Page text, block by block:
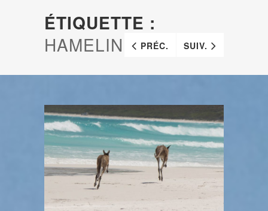
ÉTIQUETTE :
HAMELIN BAY
PRÉC. SUIV.